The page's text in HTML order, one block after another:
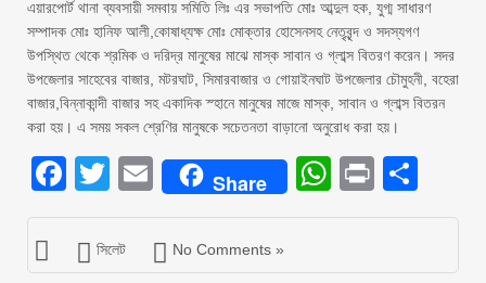
এয়ারপোর্ট থানা ব্যবসায়ী সমবায় সমিতি লিঃ এর সভাপতি মোঃ আব্দুল হক, যুগ্ম সাধারণ
সম্পাদক মোঃ হানিফ আলী,কোষাধ্যক্ষ মোঃ মোক্তার হোসেনসহ নেতৃবৃন্দ ও সদস্যগণ
উপস্থিত থেকে শ্রমিক ও দরিদ্র মানুষের মাঝে মাস্ক সাবান ও গ্লাব্স বিতরণ করেন। সদর
উপজেলার সাহেবের বাজার, মটরঘাট, সিমারবাজার ও গোয়াইনঘাট উপজেলার চৌমুহনী, বহেরা
বাজার,বিন্নাকান্দী বাজার সহ একাদিক স্হানে মানুষের মাজে মাস্ক, সাবান ও গ্লাব্স বিতরন
করা হয়। এ সময় সকল শ্রেণির মানুষকে সচেতনতা বাড়ানো অনুরোধ করা হয়।
Facebook
Twitter
EmailShare Print
সিলেট No Comments »